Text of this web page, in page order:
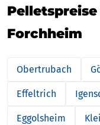
Forchheim
Obertrubach
Effeltrich
Eggolsheim